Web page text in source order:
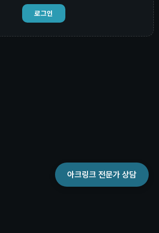
로그인
아크링크 전문가 상담